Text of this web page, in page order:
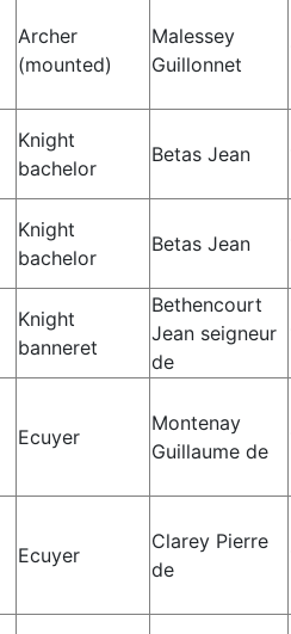
Archer
(mounted)
Malessey
Guillonnet
Knight
bachelor
Betas Jean
Knight
bachelor
Betas Jean
Knight
banneret
Bethencourt
Jean seigneur
de
Ecuyer
Montenay
Guillaume de
Ecuyer
Clarey Pierre
de